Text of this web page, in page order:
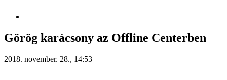
Görög karácsony az Offline Centerben
2018. november. 28., 14:53